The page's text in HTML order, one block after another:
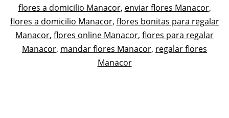
domicilio
en
Manacor.
como
Flores
flores a domicilio Manacor, enviar flores Manacor,
flores a domicilio Manacor, flores bonitas para regalar
Manacor, flores online Manacor, flores para regalar
Manacor, mandar flores Manacor, regalar flores
Manacor